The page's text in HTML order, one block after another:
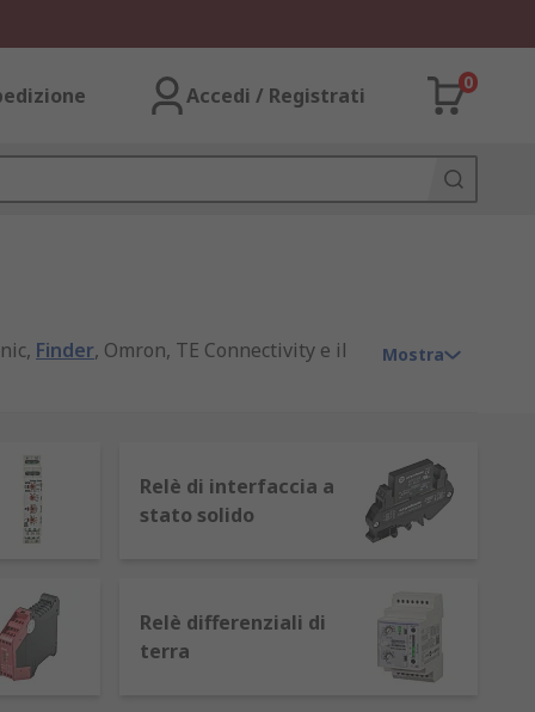
Accedi / Registrati
0
Finder, Omron, TE Connectivity e il
possono spegnere o amplificare
che diventa un magnete quando
Mostra
Relè di interfaccia a
stato solido
Relè differenziali di
terra